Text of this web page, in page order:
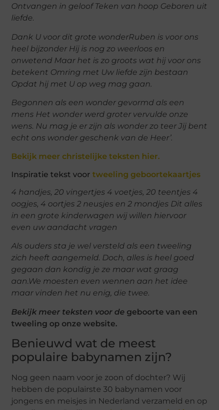
Ontvangen in geloof Teken van hoop Geboren uit
liefde.
Dank U voor dit grote wonderRuben is voor ons
heel bijzonder Hij is nog zo weerloos en
onwetend Maar het is zo groots wat hij voor ons
betekent Omring met Uw liefde zijn bestaan
Opdat hij met U op weg mag gaan.
Begonnen als een wonder gevormd als een
mens Het wonder werd groter vervulde onze
wens. Nu mag je er zijn als wonder zo teer Jij bent
echt ons wonder geschenk van de Heer’.
Bekijk meer christelijke teksten hier.
Inspiratie tekst voortweeling geboortekaartjes
4 handjes, 20 vingertjes 4 voetjes, 20 teentjes 4
oogjes, 4 oortjes 2 neusjes en 2 mondjes Dit alles
in een grote kinderwagen wij willen hiervoor
even uw aandacht vragen
Als ouders sta je wel versteld als een tweeling
zich heeft aangemeld. Doch, alles is heel goed
gegaan dan kondig je ze maar wat graag
aan.We moesten even wennen aan het idee
maar vinden het nu enig, die twee.
Bekijk meer teksten voor de geboorte van een
tweeling op onze website.
Benieuwd wat de meest
populaire babynamen zijn?
Nog geen naam voor je zoon of dochter? Wij
hebben de populairste 30 babynamen voor
jongens en meisjes in Nederland verzameld en op